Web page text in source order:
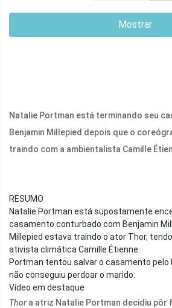
Mostrar
Natalie Portman está terminando seu
Benjamin Millepied depois que o
traindo com a ambientalista Camille
RESUMO
Natalie Portman está supostamente
casamento conturbado com Benjamin
Millepied estava traindo o ator Thor,
ativista climática Camille Étienne.
Portman tentou salvar o casamento pelo
não conseguiu perdoar o marido.
Vídeo em destaque
Thor a atriz Natalie Portman decidiu pôr